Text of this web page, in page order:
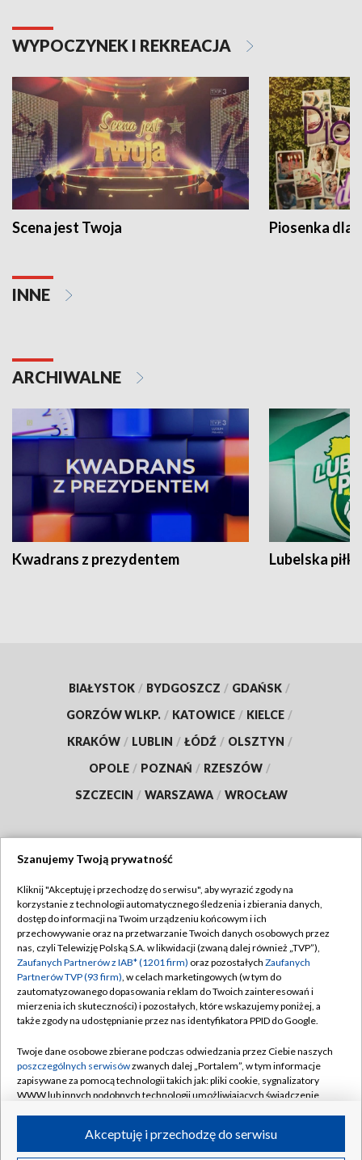
WYPOCZYNEK I REKREACJA
Scena jest Twoja Piosenka dla
INNE
ARCHIWALNE
Kwadrans z prezydentem Lubelska piłka
BIAŁYSTOK / BYDGOSZCZ / GDAŃSK /
GORZÓW WLKP. / KATOWICE / KIELCE /
KRAKÓW / LUBLIN / ŁÓDŹ / OLSZTYN /
OPOLE / POZNAŃ / RZESZÓW /
SZCZECIN / WARSZAWA / WROCŁAW
TVP
Abonament TVP
Emisja w TVP
Centrum informacji TVP
Naziemna Telewizja Cyfrowa
Rada Programowa
System NOS
Informacje o nadawcy
Program dla prasy
Regulamin TVP
Polityka prywatności
Moje zgody
Pomoc
Kontakt
Kanały
Szanujemy Twoją prywatność
Kliknij "Akceptuję i przechodzę do serwisu", aby wyrazić zgody na
korzystanie z technologii automatycznego śledzenia i zbierania danych,
dostęp do informacji na Twoim urządzeniu końcowym i ich
przechowywanie oraz na przetwarzanie Twoich danych osobowych przez
nas, czyli Telewizję Polską S.A. w likwidacji (zwaną dalej również „TVP”),
Zaufanych Partnerów z IAB* (1201 firm) oraz pozostałych Zaufanych
Partnerów TVP (93 firm), w celach marketingowych (w tym do
zautomatyzowanego dopasowania reklam do Twoich zainteresowań i
mierzenia ich skuteczności) i pozostałych, które wskazujemy poniżej, a
także zgody na udostępnianie przez nas identyfikatora PPID do Google.
Twoje dane osobowe zbierane podczas odwiedzania przez Ciebie naszych
poszczególnych serwisówzwanych dalej „Portalem”, w tym informacje
zapisywane za pomocą technologii takich jak: pliki cookie, sygnalizatory
WWW lub innych podobnych technologii umożliwiających świadczenie
ruchu w Internecie.Akceptuję i przechodzę do serwisu